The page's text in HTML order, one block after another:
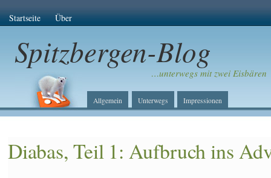
Startseite Über
Spitzbergen-Blog
…unterwegs mit zwei Eisbären
Allgemein Unterwegs Impressionen
Diabas, Teil 1: Aufbruch ins